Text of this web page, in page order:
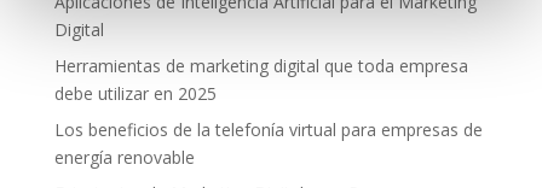
Digital
Herramientas de marketing digital que toda empresa
debe utilizar en 2025
Los beneficios de la telefonía virtual para empresas de
energía renovable